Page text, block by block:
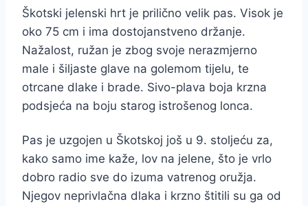
Škotski jelenski hrt je prilično velik pas. Visok je
oko 75 cm i ima dostojanstveno držanje.
Nažalost, ružan je zbog svoje nerazmjerno
male i šiljaste glave na golemom tijelu, te
otrcane dlake i brade. Sivo-plava boja krzna
podsjeća na boju starog istrošenog lonca.
Pas je uzgojen u Škotskoj još u 9. stoljeću za,
kako samo ime kaže, lov na jelene, što je vrlo
dobro radio sve do izuma vatrenog oružja.
Njegov neprivlačna dlaka i krzno štitili su ga od